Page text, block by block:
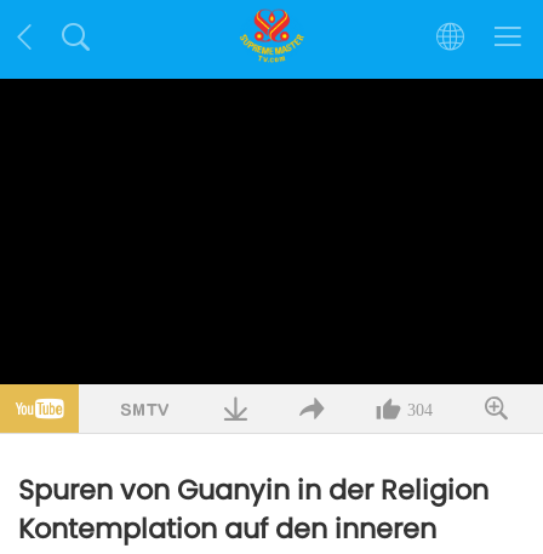
304
Spuren von Guanyin in der Religion
Kontemplation auf den inneren